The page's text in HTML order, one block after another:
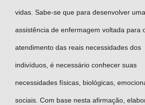
vidas. Sabe-se que para desenvolver uma
assistência de enfermagem voltada para
atendimento das reais necessidades dos
indivíduos, é necessário conhecer suas
necessidades físicas, biológicas,
sociais. Com base nesta afirmação,